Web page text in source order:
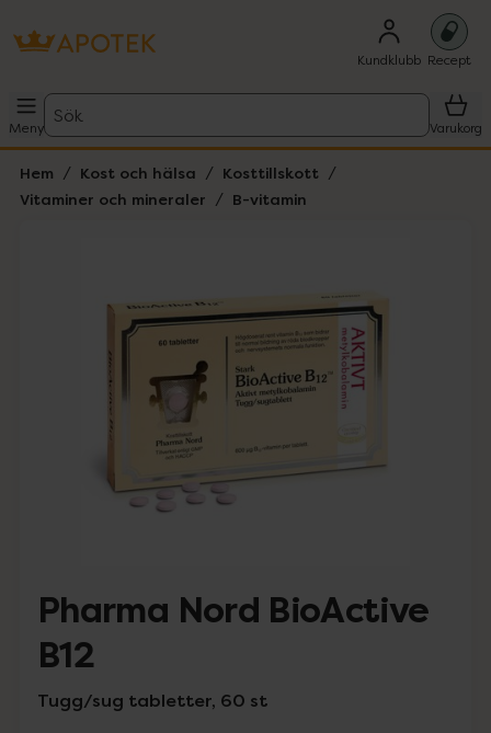
Kundklubb Recept
Meny
Sök
Varukorg
Hem Kost och hälsa
Kosttillskott
Vitaminer och mineraler
B-vitamin
Pharma Nord BioActive
B12
Tugg/sug tabletter, 60 st